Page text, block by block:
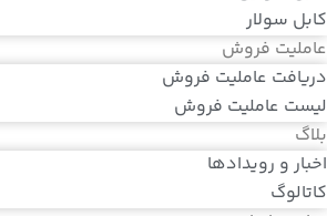
کابل سولار
عاملیت فروش
دریافت عاملیت فروش
لیست عاملیت فروش
بلاگ
اخبار و رویدادها
کاتالوگ